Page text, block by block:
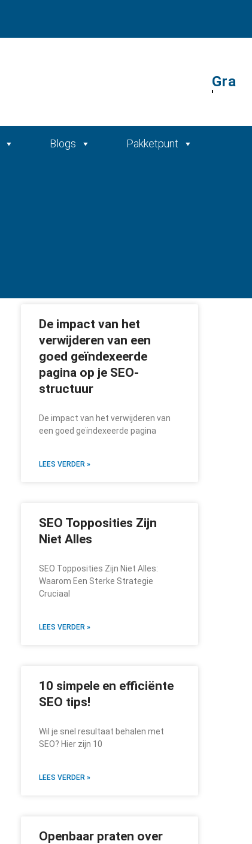
Gratis offerte
Blogs
Pakketpunt
De impact van het
verwijderen van een
goed geïndexeerde
pagina op je SEO-
structuur
De impact van het verwijderen van
een goed geïndexeerde pagina
LEES VERDER »
SEO Topposities Zijn
Niet Alles
SEO Topposities Zijn Niet Alles:
Waarom Een Sterke Strategie
Cruciaal
LEES VERDER »
10 simpele en efficiënte
SEO tips!
Wil je snel resultaat behalen met
SEO? Hier zijn 10
LEES VERDER »
Openbaar praten over